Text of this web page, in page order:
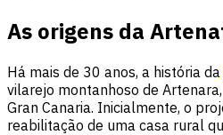
As origens da
Há mais de 30 anos, a história da
vilarejo montanhoso de
Gran Canaria. Inicialmente, o
reabilitação de uma casa rural